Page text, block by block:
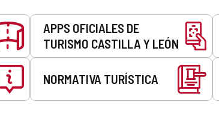
APPS OFICIALES DE
TURISMO CASTILLA Y LEÓN
NORMATIVA TURÍSTICA